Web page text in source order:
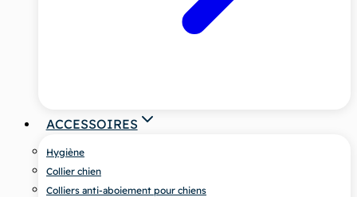
ACCESSOIRES
Hygiène
Collier chien
Colliers anti-aboiement pour chiens